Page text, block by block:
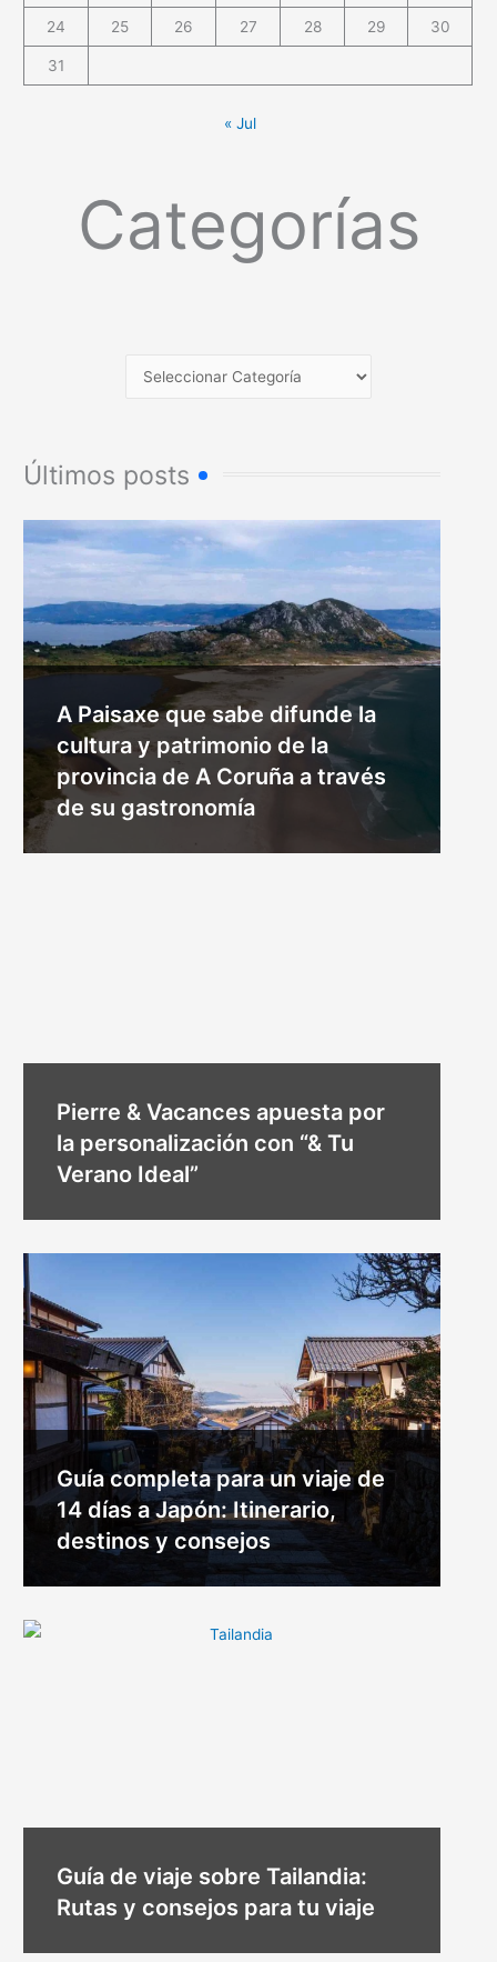
24 25 26 27 28 29 30
31
« Jul
Categorías
Últimos posts
A Paisaxe que sabe difunde la
cultura y patrimonio de la
provincia de A Coruña a través
de su gastronomía
Pierre & Vacances apuesta por
la personalización con “& Tu
Verano Ideal”
Guía completa para un viaje de
14 días a Japón: Itinerario,
destinos y consejos
Guía de viaje sobre Tailandia:
Rutas y consejos para tu viaje